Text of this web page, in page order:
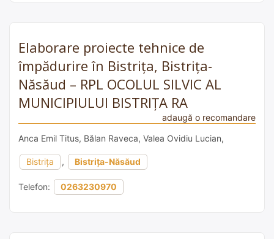
Elaborare proiecte tehnice de
împădurire în Bistrița, Bistrița-
Năsăud – RPL OCOLUL SILVIC AL
MUNICIPIULUI BISTRIȚA RA
adaugă o recomandare
Anca Emil Titus, Bălan Raveca, Valea Ovidiu Lucian,
Bistrița , Bistrița-Năsăud
Telefon: 0263230970